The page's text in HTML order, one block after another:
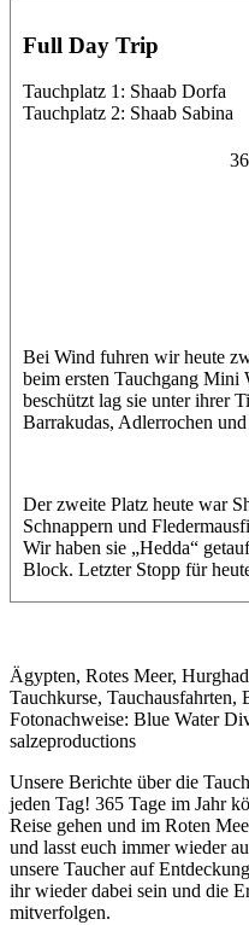
Full Day Trip
Tauchplatz 1: Shaab Dorfa
Tauchplatz 2: Shaab Sabina
Bei Wind fuhren wir heute
beim ersten Tauchgang Mini
beschützt lag sie unter ihrer
Barrakudas, Adlerrochen
Der zweite Platz heute war
Schnappern und
Wir haben sie „Hedda“
Block. Letzter Stopp für
Ägypten, Rotes Meer,
Tauchkurse, Tauchausfahrten,
Fotonachweise: Blue Water
salzeproductions
Unsere Berichte über die
jeden Tag! 365 Tage im Jahr
Reise gehen und im Roten
und lasst euch immer wieder
unsere Taucher auf
ihr wieder dabei sein und die
mitverfolgen.